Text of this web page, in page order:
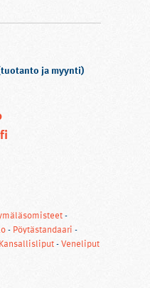
ja myynti)
-
- Pöytästandaari -
Kansallisliput-Veneliput